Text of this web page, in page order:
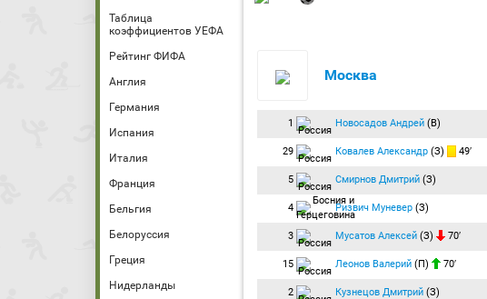
Таблица
коэффициентов УЕФА
Рейтинг ФИФА
Англия
Германия
Испания
Италия
Франция
Бельгия
Белоруссия
Греция
Нидерланды
Москва
1 Новосадов Андрей (В)
29 Ковалев Александр (З) 49′
5 Смирнов Дмитрий (З)
4 Ризвич Муневер (З)
3 Мусатов Алексей (З) 70′
15 Леонов Валерий (П) 70′
2 Кузнецов Дмитрий (З)